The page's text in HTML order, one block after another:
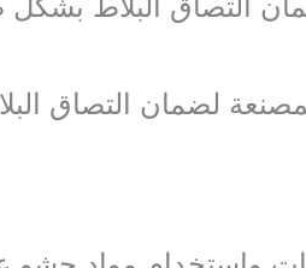
لضمان التصاق